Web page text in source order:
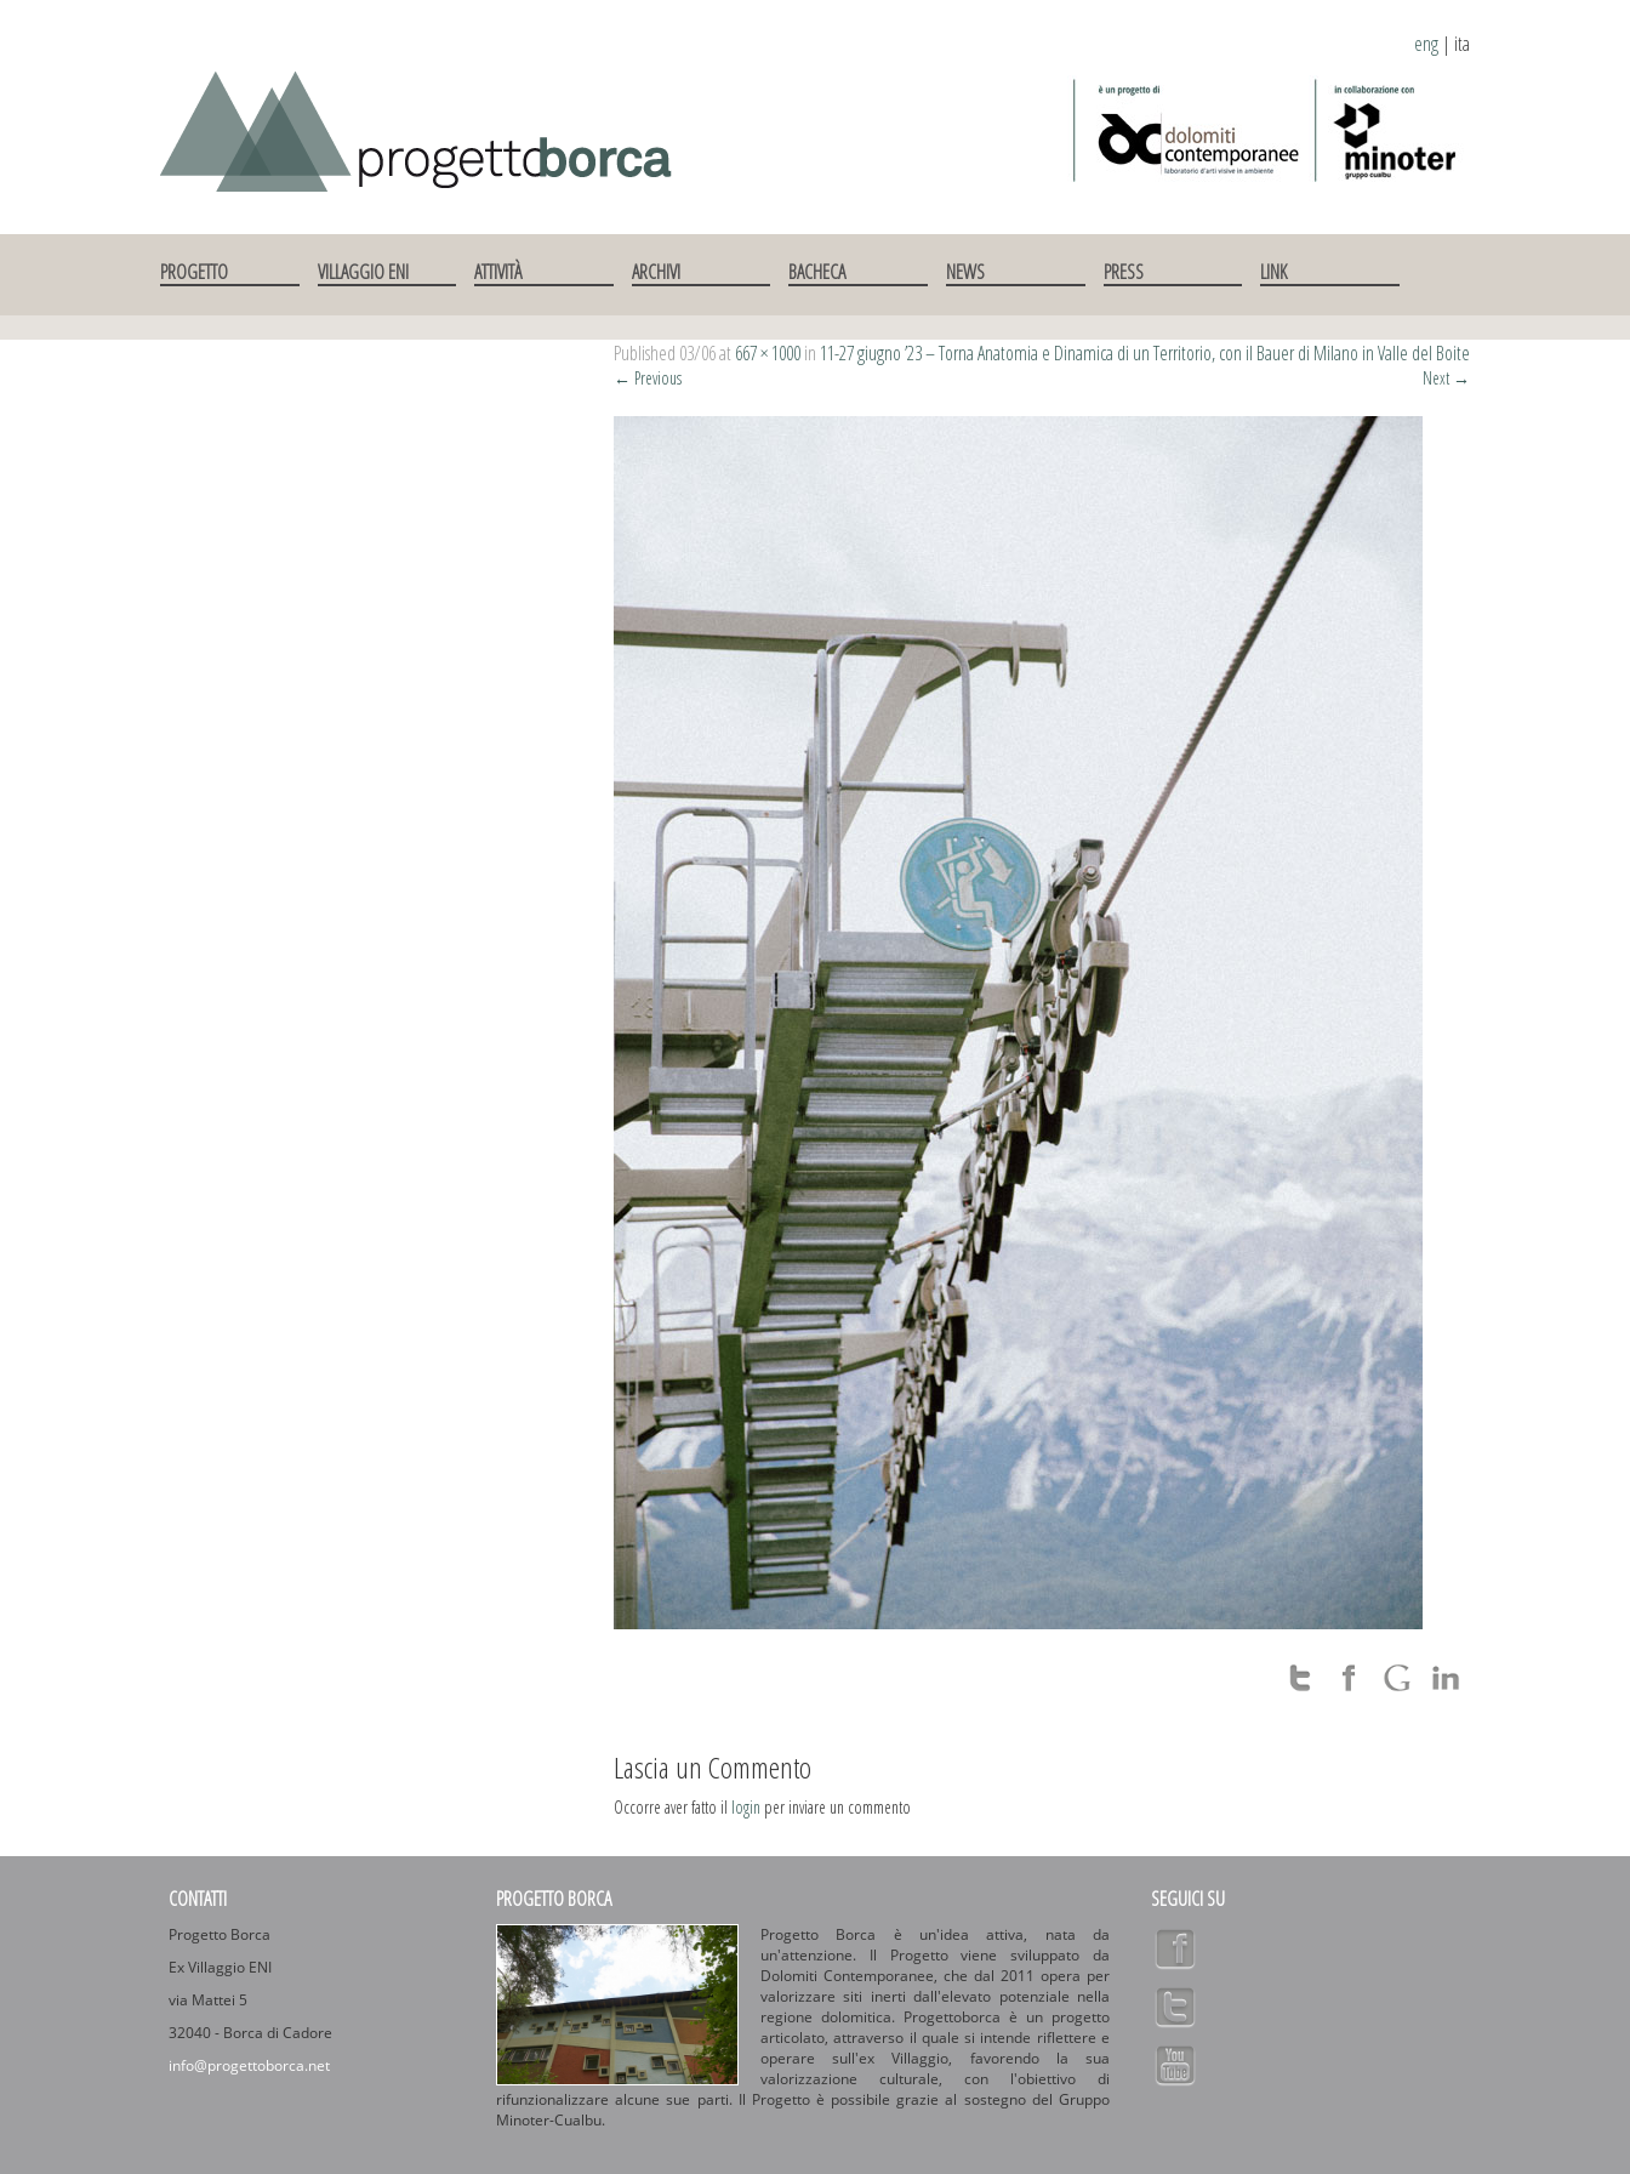
eng | ita
PROGETTO VILLAGGIO ENI ATTIVITÀ ARCHIVI BACHECA NEWS PRESS LINK
Published 03/06at667 × 1000in 11-27 giugno ’23 – Torna Anatomia e Dinamica di un Territorio, con il Bauer di Milano in Valle del Boite
← Previous Next →
Lascia un Commento
Occorre aver fatto il login per inviare un commento
CONTATTI
Progetto Borca
Ex Villaggio ENI
via Mattei 5
32040 - Borca di Cadore
info@progettoborca.net
PROGETTO BORCA
Progetto Borca è un'idea attiva, nata da
un'attenzione. Il Progetto viene sviluppato da
Dolomiti Contemporanee, che dal 2011 opera per
valorizzare siti inerti dall'elevato potenziale nella
regione dolomitica. Progettoborca è un progetto
articolato, attraverso il quale si intende riflettere e
operare sull'ex Villaggio, favorendo la sua
valorizzazione culturale, con l'obiettivo di
rifunzionalizzare alcune sue parti. Il Progetto è possibile grazie al sostegno del Gruppo
Minoter-Cualbu.
SEGUICI SU